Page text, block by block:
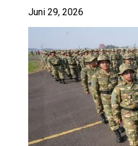
Juni 29, 2026